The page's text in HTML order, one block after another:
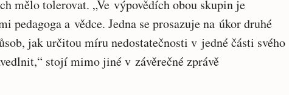
mělo tolerovat. „Ve výpovědích obou skupin je
pedagoga a vědce. Jedna se prosazuje na úkor druhé
jak určitou míru nedostatečnosti v jedné části svého
stojí mimo jiné v závěrečné zprávě